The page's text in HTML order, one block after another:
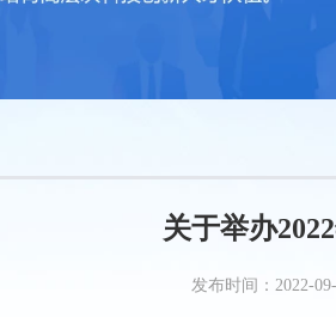
关于举办
发布时间：2022-